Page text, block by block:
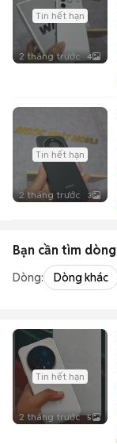
Tin hết hạn
2 tháng trước 4
Tin hết hạn
2 tháng trước 3
Bạn cần tìm dòng
Dòng: Dòng khác
Tin hết hạn
2 tháng trước 5